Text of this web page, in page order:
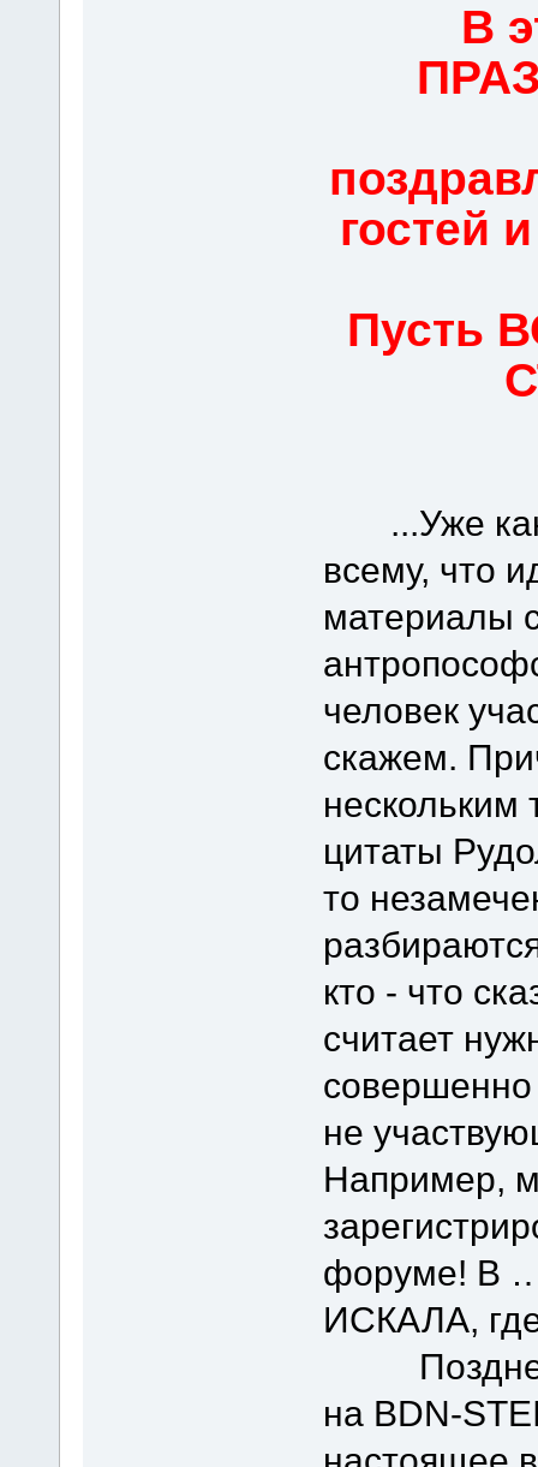
В
гостей
Пусть
...Уже
всему, что
материалы
человек
скажем.
нескольким
цитаты
то
кто - что
считает
совершенно
не
Например,
форуме! В
ИСКАЛА,
Позднее
на BDN-